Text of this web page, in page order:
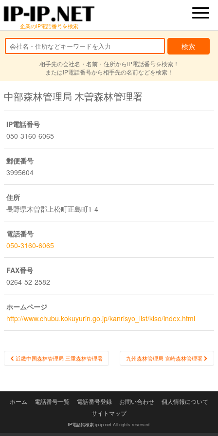
企業のIP電話番号を検索
相手先の会社名・名前・住所からIP電話番号を検索！
またはIP電話番号から相手先の名前などを検索！
中部森林管理局 木曽森林管理署
IP電話番号
050-3160-6065
郵便番号
3995604
住所
長野県木曽郡上松町正島町1-4
電話番号
050-3160-6065
FAX番号
0264-52-2582
ホームページ
http://www.chubu.kokuyurin.go.jp/kanrisyo_list/kiso/index.html
Post
近畿中国森林管理局 三重森林管理署 九州森林管理局 宮崎森林管理署
ホーム 電話番号一覧 電話番号登録 お問い合わせ
個人情報について
サイトマップ
IP電話帳検索 ip-ip.netAll rights reserved.